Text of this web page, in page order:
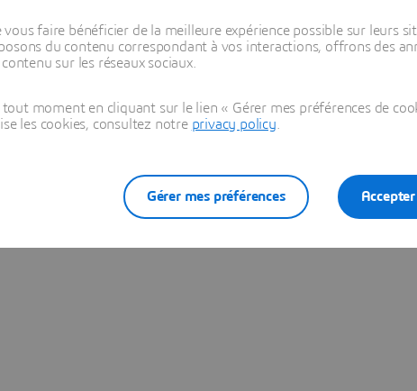
faire bénéficier de la meilleure expérience possible sur leurs
du contenu correspondant à vos interactions, offrons des
sur les réseaux sociaux.
moment en cliquant sur le lien « Gérer mes préférences de
les cookies, consultez notre privacy policy
Gérer mes préférences